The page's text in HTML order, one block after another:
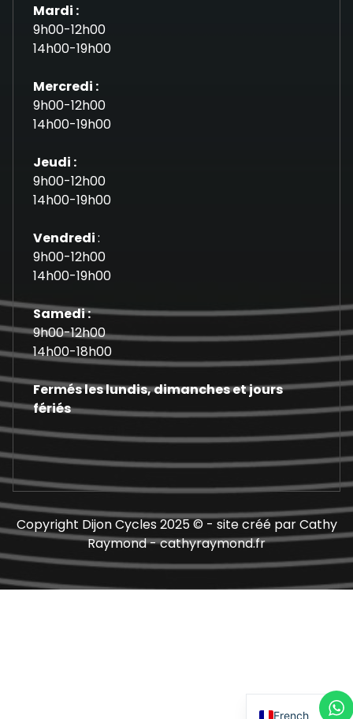
Mardi :
9h00-12h00
14h00-19h00
Mercredi :
9h00-12h00
14h00-19h00
Jeudi :
9h00-12h00
14h00-19h00
Vendredi:
9h00-12h00
14h00-19h00
Samedi :
9h00-12h00
14h00-18h00
Fermés les lundis, dimanches et jours
fériés
Copyright Dijon Cycles 2025 © - site créé par Cathy
Raymond - cathyraymond.fr
French